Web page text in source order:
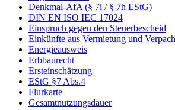
Denkmal-AfA (§ 7i / § 7h EStG)
DIN EN ISO IEC 17024
Einspruch gegen den Steuerbescheid
Einkünfte aus Vermietung und
Energieausweis
Erbbaurecht
Ersteinschätzung
EStG §7 Abs.4
Flurkarte
Gesamtnutzungsdauer